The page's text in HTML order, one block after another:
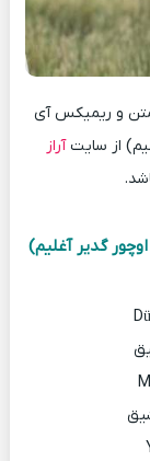
جدید نفس با کیفیت اصلی 320 + متن و ریمیکس آی
از سایتآراز
گدیر آغلیم)